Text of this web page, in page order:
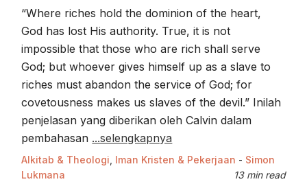
“Where riches hold the dominion of the heart,
God has lost His authority. True, it is not
impossible that those who are rich shall serve
God; but whoever gives himself up as a slave to
riches must abandon the service of God; for
covetousness makes us slaves of the devil.” Inilah
penjelasan yang diberikan oleh Calvin dalam
pembahasan ...selengkapnya
Alkitab & Theologi Iman Kristen & Pekerjaan - Simon
Lukmana
13 min read